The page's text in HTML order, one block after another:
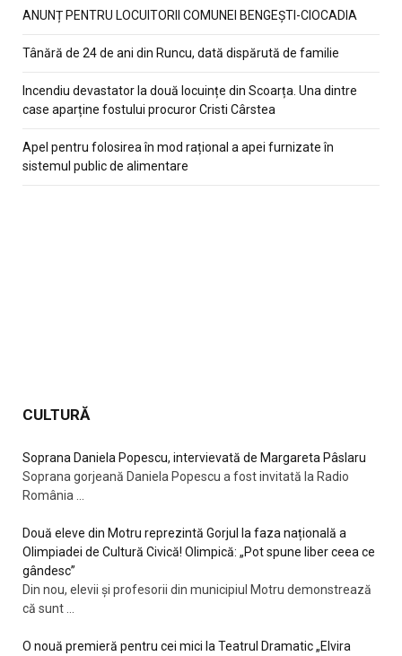
ANUNȚ PENTRU LOCUITORII COMUNEI BENGEȘTI-CIOCADIA
Tânără de 24 de ani din Runcu, dată dispărută de familie
Incendiu devastator la două locuințe din Scoarța. Una dintre
case aparține fostului procuror Cristi Cârstea
Apel pentru folosirea în mod rațional a apei furnizate în
sistemul public de alimentare
CULTURĂ
Soprana Daniela Popescu, intervievată de Margareta Pâslaru
Soprana gorjeană Daniela Popescu a fost invitată la Radio
România
Două eleve din Motru reprezintă Gorjul la faza națională a
Olimpiadei de Cultură Civică! Olimpică: „Pot spune liber ceea ce
gândesc”
Din nou, elevii și profesorii din municipiul Motru demonstrează
că sunt
O nouă premieră pentru cei mici la Teatrul Dramatic „Elvira